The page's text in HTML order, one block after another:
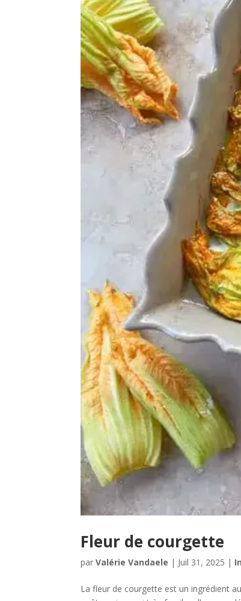
Fleur de courgette
parValérie Vandaele | Juil 31, 2025 |
La fleur de courgette est un ingrédient